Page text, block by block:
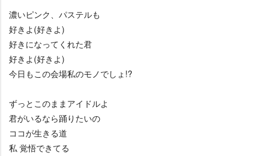
濃いピンク、パステルも
好きよ(好きよ)
好きになってくれた君
好きよ(好きよ)
今日もこの会場私のモノでしょ!?
ずっとこのままアイドルよ
君がいるなら踊りたいの
ココが生きる道
私 覚悟できてる